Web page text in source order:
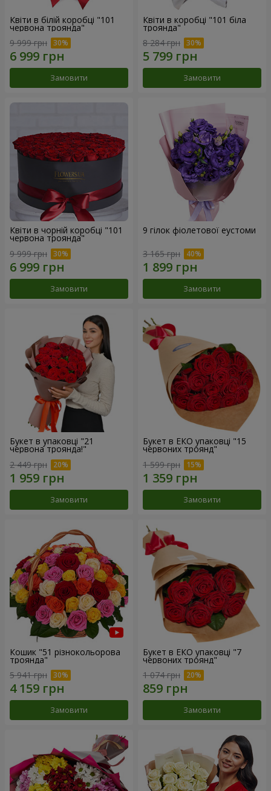
Квіти в білій коробці "101
червона троянда"
9 999 грн
Замовити
Квіти в коробці "101 біла
троянда"
8 284 грн
Замовити
Квіти в чорній коробці "101
червона троянда"
9 999 грн
Замовити
9 гілок фіолетової еустоми
3 165 грн
Замовити
Букет в упаковці "21
червона троянда!"
2 449 грн
Замовити
Букет в ЕКО упаковці "15
червоних троянд"
1 599 грн
Замовити
Кошик "51 різнокольорова
троянда"
5 941 грн
Замовити
Букет в ЕКО упаковці "7
червоних троянд"
1 074 грн
Замовити